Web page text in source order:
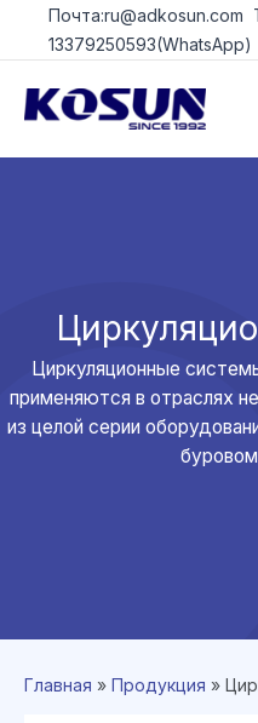
ПерейтиПочта:ru@adkosun.com
13379250593(WhatsApp)
Циркуляционные
применяются в отраслях
из целой серии
Главная » Продукция »